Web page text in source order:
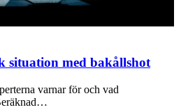
med bakållshot
varnar för och vad